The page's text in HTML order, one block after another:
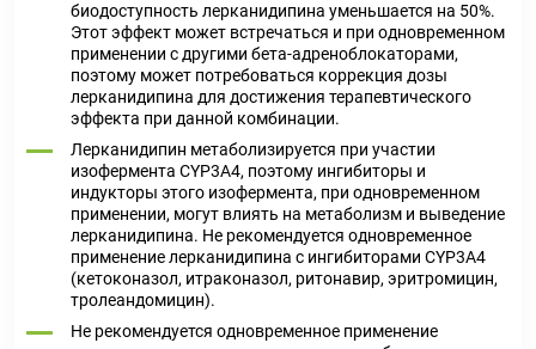
биодоступность лерканидипина уменьшается на 50%.
Этот эффект может встречаться и при одновременном
применении с другими бета-адреноблокаторами,
поэтому может потребоваться коррекция дозы
лерканидипина для достижения терапевтического
эффекта при данной комбинации.
Лерканидипин метаболизируется при участии
изофермента CYP3A4, поэтому ингибиторы и
индукторы этого изофермента, при одновременном
применении, могут влиять на метаболизм и выведение
лерканидипина. Не рекомендуется одновременное
применение лерканидипина с ингибиторами CYP3A4
(кетоконазол, итраконазол, ритонавир, эритромицин,
тролеандомицин).
Не рекомендуется одновременное применение